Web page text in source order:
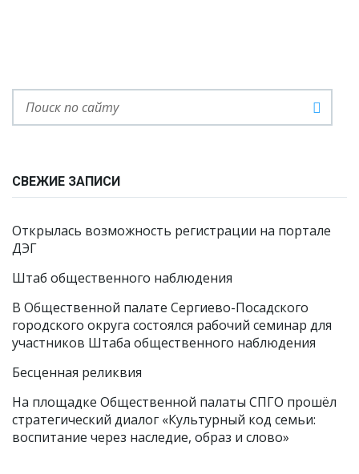
СВЕЖИЕ ЗАПИСИ
Открылась возможность регистрации на портале
ДЭГ
Штаб общественного наблюдения
В Общественной палате Сергиево-Посадского
городского округа состоялся рабочий семинар для
участников Штаба общественного наблюдения
Бесценная реликвия
На площадке Общественной палаты СПГО прошёл
стратегический диалог «Культурный код семьи:
воспитание через наследие, образ и слово»